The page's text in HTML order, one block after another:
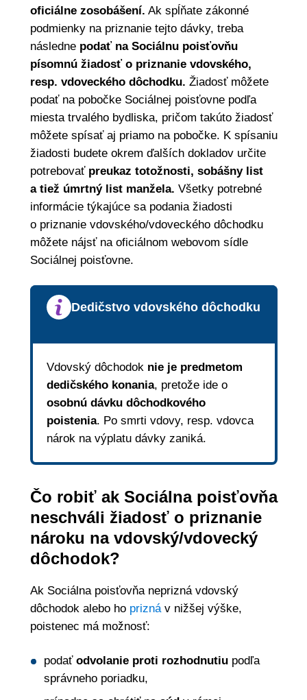
oficiálne zosobášení. Ak spĺňate zákonné
podmienky na priznanie tejto dávky, treba
následne podať na Sociálnu poisťovňu
písomnú žiadosť o priznanie vdovského,
resp. vdoveckého dôchodku. Žiadosť môžete
podať na pobočke Sociálnej poisťovne podľa
miesta trvalého bydliska, pričom takúto žiadosť
môžete spísať aj priamo na pobočke. K spísaniu
žiadosti budete okrem ďalších dokladov určite
potrebovať preukaz totožnosti, sobášny list
a tiež úmrtný list manžela. Všetky potrebné
informácie týkajúce sa podania žiadosti
o priznanie vdovského/vdoveckého dôchodku
môžete nájsť na oficiálnom webovom sídle
Sociálnej poisťovne.
Dedičstvo vdovského dôchodku
Vdovský dôchodok nie je predmetom
dedičského konania, pretože ide o
osobnú dávku dôchodkového
poistenia. Po smrti vdovy, resp. vdovca
nárok na výplatu dávky zaniká.
Čo robiť ak Sociálna poisťovňa
neschváli žiadosť o priznanie
nároku na vdovský/vdovecký
dôchodok?
Ak Sociálna poisťovňa neprizná vdovský
dôchodok alebo ho priznáv nižšej výške,
poistenec má možnosť:
podať odvolanie proti rozhodnutiupodľa
správneho poriadku,